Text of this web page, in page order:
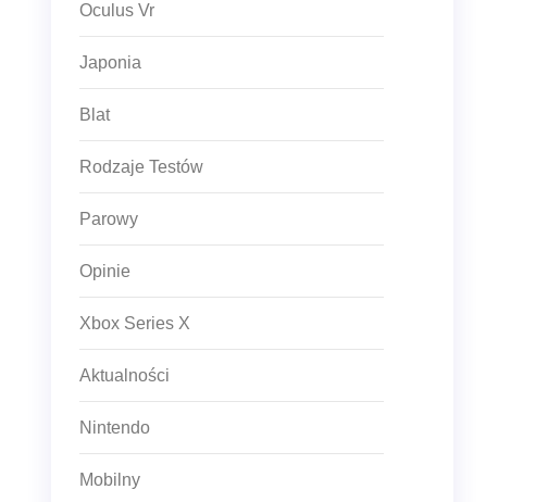
Oculus Vr
Japonia
Blat
Rodzaje Testów
Parowy
Opinie
Xbox Series X
Aktualności
Nintendo
Mobilny